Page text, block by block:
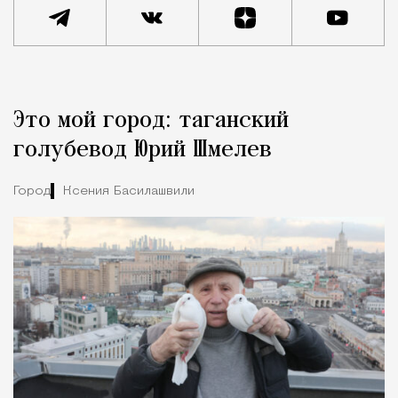
Город
Это мой город: таганский
голубевод Юрий Шмелев
Город Ксения Басилашвили